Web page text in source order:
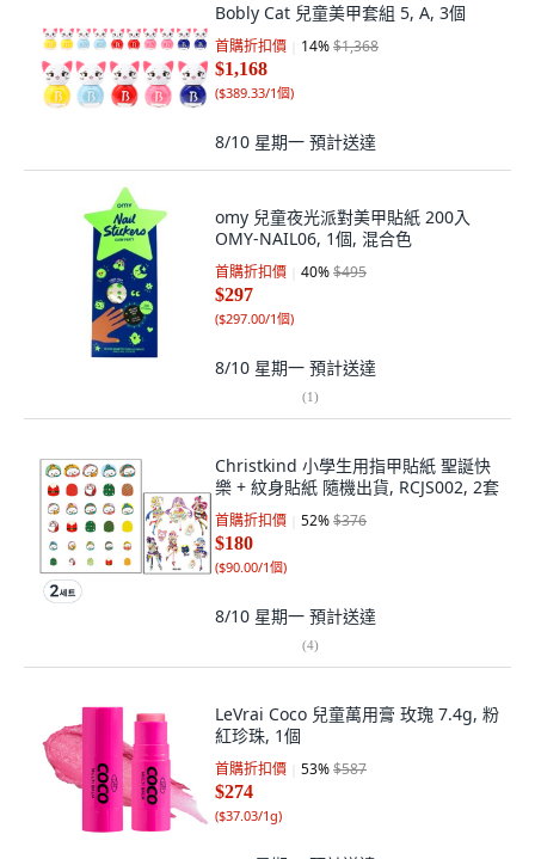
Bobly Cat 兒童美甲套組 5, A, 3個
首購折扣價 14%$1,368
$1,168
($389.33/1個)
8/10 星期一 預計送達
omy 兒童夜光派對美甲貼紙 200入
OMY-NAIL06, 1個, 混合色
首購折扣價 40%$495
$297
($297.00/1個)
8/10 星期一 預計送達
(1)
Christkind 小學生用指甲貼紙 聖誕快
樂 + 紋身貼紙 隨機出貨, RCJS002, 2套
首購折扣價 52%$376
$180
($90.00/1個)
8/10 星期一 預計送達
(4)
LeVrai Coco 兒童萬用膏 玫瑰 7.4g, 粉
紅珍珠, 1個
首購折扣價 53%$587
$274
($37.03/1g)